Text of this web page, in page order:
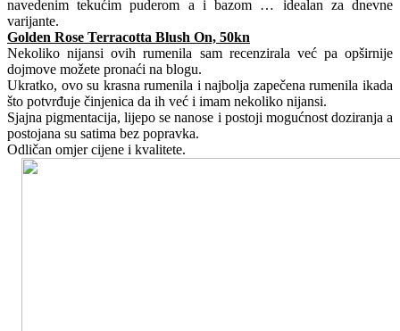
navedenim tekućim puderom a i bazom … idealan za dnevne
varijante.
Golden Rose Terracotta Blush On, 50kn
Nekoliko nijansi ovih rumenila sam recenzirala već pa opširnije
dojmove možete pronaći na blogu.
Ukratko, ovo su krasna rumenila i najbolja zapečena rumenila ikada
što potvrđuje činjenica da ih već i imam nekoliko nijansi.
Sjajna pigmentacija, lijepo se nanose i postoji mogućnost doziranja a
postojana su satima bez popravka.
Odličan omjer cijene i kvalitete.